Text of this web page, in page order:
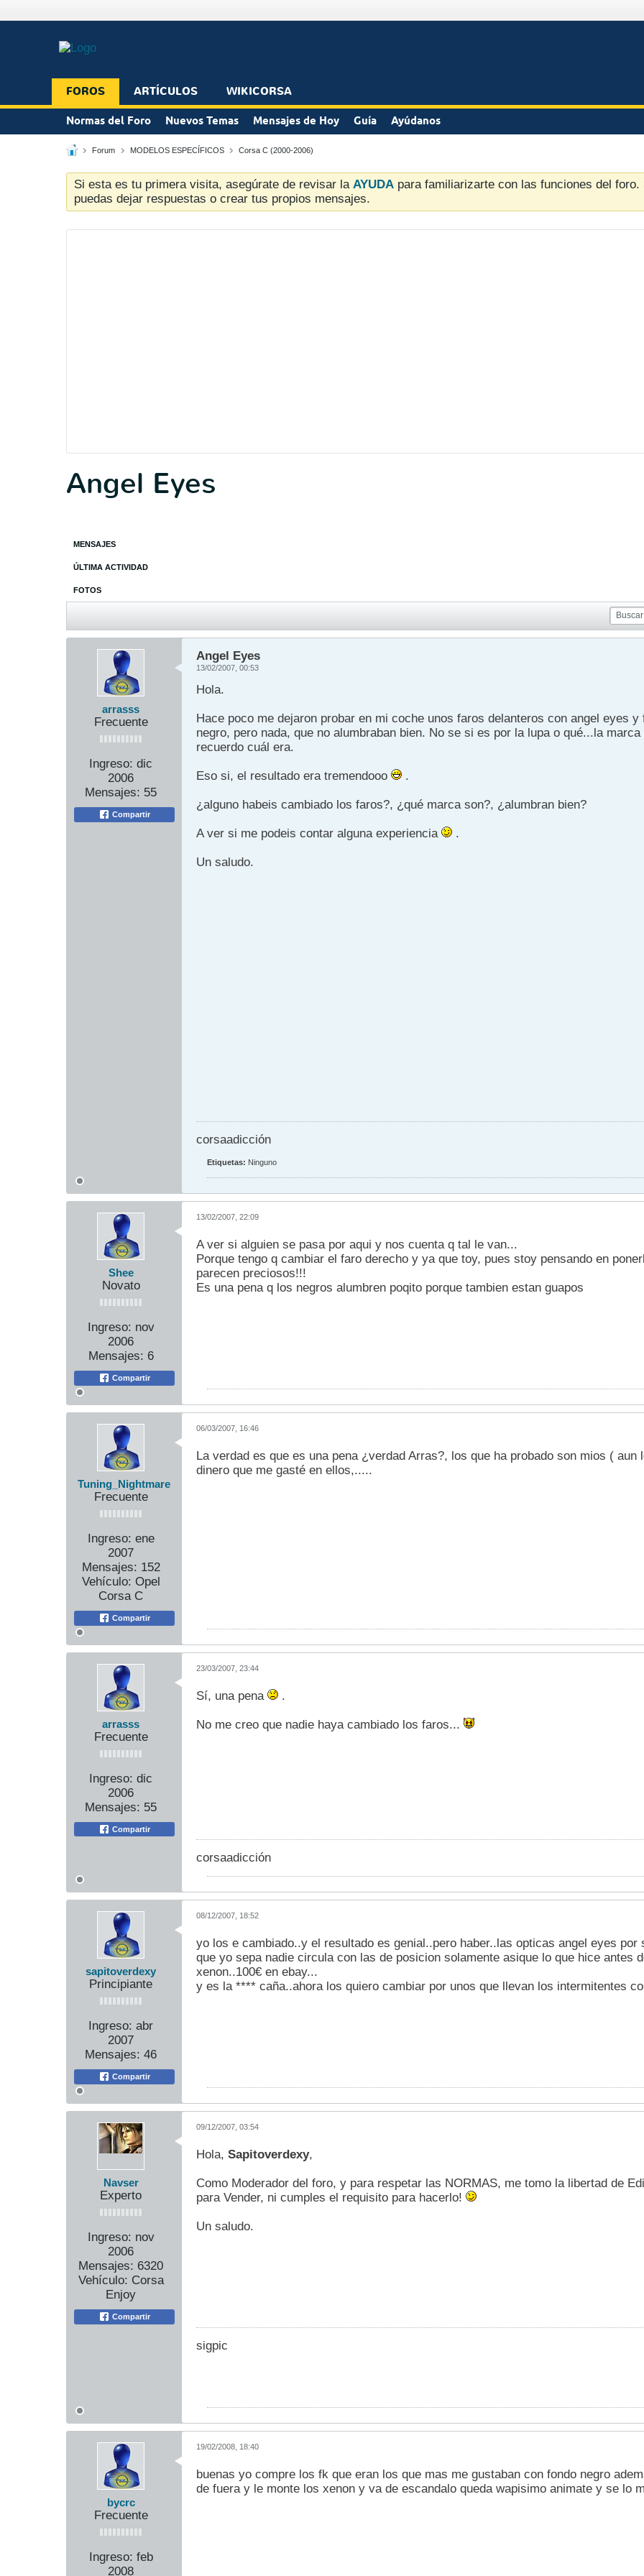
FOROS ARTÍCULOS WIKICORSA
Normas del Foro Nuevos Temas Mensajes de Hoy Guía Ayúdanos
Forum MODELOS ESPECÍFICOS Corsa C (2000-2006)
Si esta es tu primera visita, asegúrate de revisar la AYUDA para familiarizarte con las funciones del
puedas dejar respuestas o crear tus propios mensajes.
Angel Eyes
MENSAJES
ÚLTIMA ACTIVIDAD
FOTOS
arrasss
Frecuente
Ingreso: dic
2006
Mensajes: 55
Compartir
Angel Eyes
13/02/2007, 00:53
Hola.
Hace poco me dejaron probar en mi coche unos faros delanteros con angel eyes y
negro, pero nada, que no alumbraban bien. No se si es por la lupa o qué...la marca
recuerdo cuál era.
Eso si, el resultado era tremendooo .
¿alguno habeis cambiado los faros?, ¿qué marca son?, ¿alumbran bien?
A ver si me podeis contar alguna experiencia .
Un saludo.
corsaadicción
Etiquetas: Ninguno
Shee
Novato
Ingreso: nov
2006
Mensajes: 6
Compartir
13/02/2007, 22:09
A ver si alguien se pasa por aqui y nos cuenta q tal le van...
Porque tengo q cambiar el faro derecho y ya que toy, pues stoy pensando en
parecen preciosos!!!
Es una pena q los negros alumbren poqito porque tambien estan guapos
Tuning_Nightmare
Frecuente
Ingreso: ene
2007
Mensajes: 152
Vehículo: Opel
Corsa C
Compartir
06/03/2007, 16:46
La verdad es que es una pena ¿verdad Arras?, los que ha probado son mios (
dinero que me gasté en ellos,.....
arrasss
Frecuente
Ingreso: dic
2006
Mensajes: 55
Compartir
23/03/2007, 23:44
Sí, una pena .
No me creo que nadie haya cambiado los faros...
corsaadicción
sapitoverdexy
Principiante
Ingreso: abr
2007
Mensajes: 46
Compartir
08/12/2007, 18:52
yo los e cambiado..y el resultado es genial..pero haber..las opticas angel eyes
que yo sepa nadie circula con las de posicion solamente asique lo que hice antes
xenon..100€ en ebay...
y es la **** caña..ahora los quiero cambiar por unos que llevan los intermitentes
Navser
Experto
Ingreso: nov
2006
Mensajes: 6320
Vehículo: Corsa
Enjoy
Compartir
09/12/2007, 03:54
Hola, Sapitoverdexy,
Como Moderador del foro, y para respetar las NORMAS, me tomo la libertad de
para Vender, ni cumples el requisito para hacerlo!
Un saludo.
sigpic
bycrc
Frecuente
Ingreso: feb
2008
19/02/2008, 18:40
buenas yo compre los fk que eran los que mas me gustaban con fondo negro
de fuera y le monte los xenon y va de escandalo queda wapisimo animate y se lo